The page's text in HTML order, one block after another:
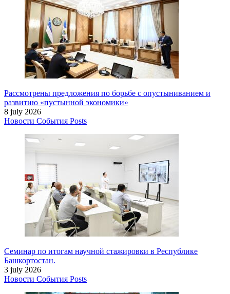
Рассмотрены предложения по борьбе с опустыниванием и
развитию «пустынной экономики»
8 july 2026
Новости События Posts
Семинар по итогам научной стажировки в Республике
Башкортостан.
3 july 2026
Новости События Posts